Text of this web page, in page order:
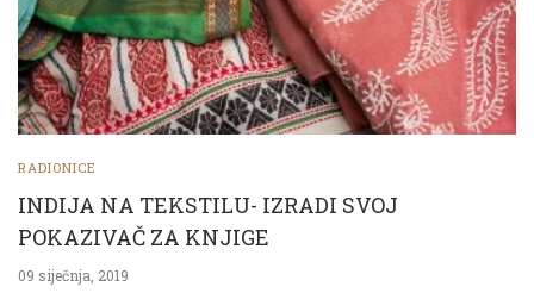
RADIONICE
INDIJA NA TEKSTILU- IZRADI SVOJ
POKAZIVAČ ZA KNJIGE
09 siječnja, 2019